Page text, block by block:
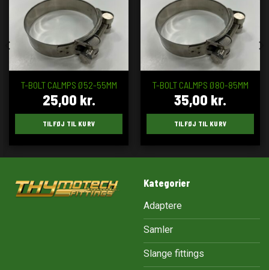
T-BOLT CALMPS Ø52-55MM
25,00 kr.
TILFØJ TIL KURV
T-BOLT CALMPS Ø80-85MM
35,00 kr.
TILFØJ TIL KURV
Kategorier
Adaptere
Samler
Slange fittings